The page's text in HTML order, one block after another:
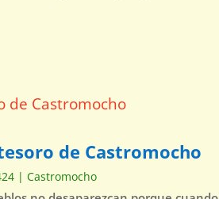
de Castromocho
|Castromocho